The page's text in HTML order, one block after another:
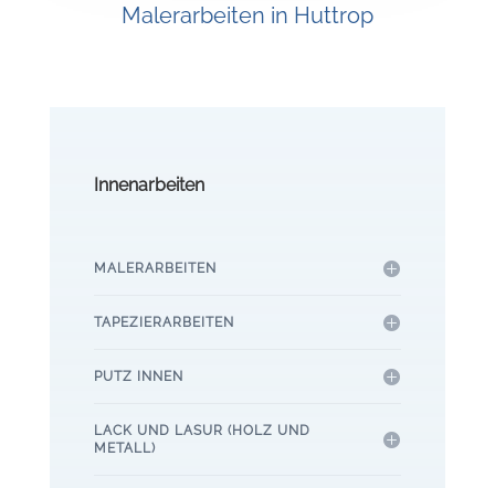
Malerarbeiten in Huttrop
Innenarbeiten
MALERARBEITEN
TAPEZIERARBEITEN
PUTZ INNEN
LACK UND LASUR (HOLZ UND
METALL)